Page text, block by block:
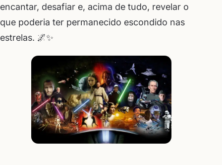
encantar, desafiar e, acima de tudo, revelar o
que poderia ter permanecido escondido nas
estrelas. 🌌✨